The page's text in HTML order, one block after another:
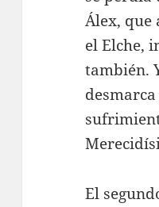
Álex, que
el Elche,
también.
El